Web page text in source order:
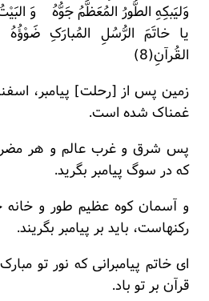
وَلیَبکِهِ الطُّورُ المُعَظَّمُ جَوُّهُ وَ البَیْتُ
یا خاتَمَ الرُّسُلِ المُبارَکِ
القُرآنِ(8)
زمین پس از [رحلت] پیامبر،
غمناک شده است.
پس شرق و غرب عالم و هر
که در سوگ پیامبر بگرید.
و آسمان کوه عظیم طور و خانه
رکنهاست، باید بر پیامبر بگریند.
ای خاتم پیامبرانی که نور تو
قرآن بر تو باد.